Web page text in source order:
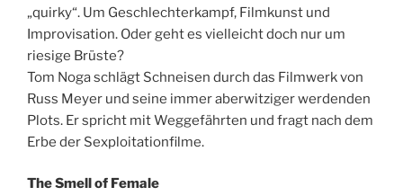
„quirky“. Um Geschlechterkampf, Filmkunst und
Improvisation. Oder geht es vielleicht doch nur um
riesige Brüste?
Tom Noga schlägt Schneisen durch das Filmwerk von
Russ Meyer und seine immer aberwitziger werdenden
Plots. Er spricht mit Weggefährten und fragt nach dem
Erbe der Sexploitationfilme.
The Smell of Female